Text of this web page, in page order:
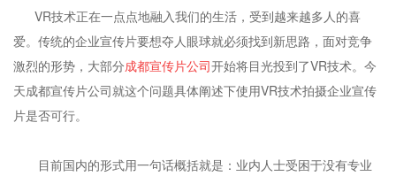
VR技术正在一点点地融入我们的生活，受到越来越多人的喜
爱。传统的企业宣传片要想夺人眼球就必须找到新思路，面对竞争
激烈的形势，大部分成都宣传片公司开始将目光投到了VR技术。今
天成都宣传片公司就这个问题具体阐述下使用VR技术拍摄企业宣传
片是否可行。
目前国内的形式用一句话概括就是：业内人士受困于没有专业